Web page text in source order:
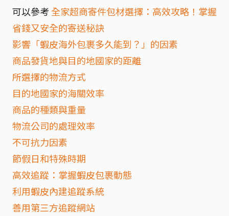
可以參考 全家超商寄件包材選擇：高效攻略！掌握
省錢又安全的寄送秘訣
影響「蝦皮海外包裹多久能到？」的因素
商品發貨地與目的地國家的距離
所選擇的物流方式
目的地國家的海關效率
商品的種類與重量
物流公司的處理效率
不可抗力因素
節假日和特殊時期
高效追蹤：掌握蝦皮包裹動態
利用蝦皮內建追蹤系統
善用第三方追蹤網站